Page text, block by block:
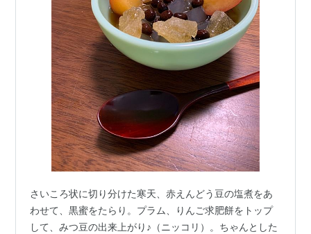
さいころ状に切り分けた寒天、赤えんどう豆の塩煮をあ
わせて、黒蜜をたらり。プラム、りんご求肥餅をトップ
して、みつ豆の出来上がり♪（ニッコリ）。ちゃんとした